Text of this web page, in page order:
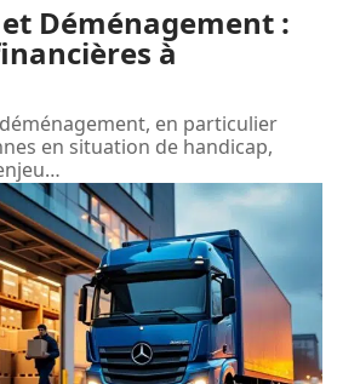
Déménagement :
à
en particulier
en situation de handicap,
…